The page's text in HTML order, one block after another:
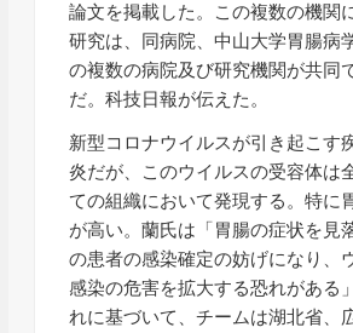
論文を掲載した。この複数の機関
研究は、同病院、中山大学胃腸病
の複数の病院及び研究機関が共同
だ。科技日報が伝えた。
新型コロナウイルスが引き起こす
炎だが、このウイルスの受容体は
ての組織において発現する。特に
が高い。蘭氏は「胃腸の症状を見
の患者の感染確定の妨げになり、
感染の危害を拡大する恐れがある
れに基づいて、チームは湖北省、